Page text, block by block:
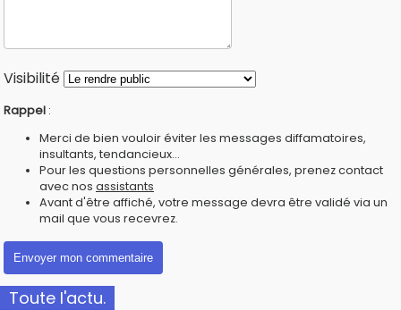
Visibilité
Rappel :
Merci de bien vouloir éviter les messages diffamatoires,
insultants, tendancieux...
Pour les questions personnelles générales, prenez contact
avec nos assistants
Avant d'être affiché, votre message devra être validé via un
mail que vous recevrez.
Toute l'actu.